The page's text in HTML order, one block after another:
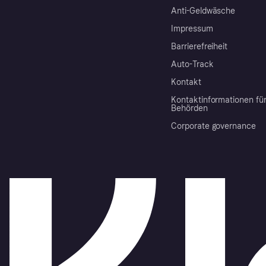
Anti-Geldwäsche
Impressum
Barrierefreiheit
Auto-Track
Kontakt
Kontaktinformationen für
Behörden
Corporate governance